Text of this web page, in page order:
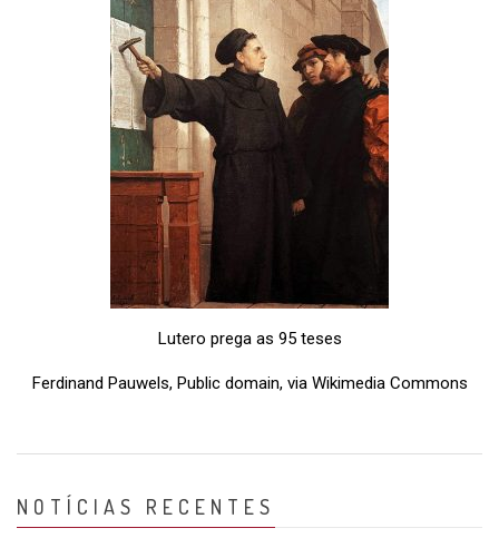
Lutero prega as 95 teses
Ferdinand Pauwels, Public domain, via Wikimedia Commons
NOTÍCIAS RECENTES